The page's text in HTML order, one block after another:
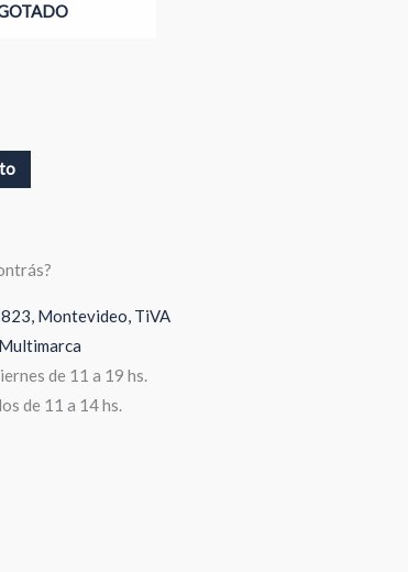
Montevideo, TiVA
Multimarca
de 11 a 19 hs.
de 11 a 14 hs.